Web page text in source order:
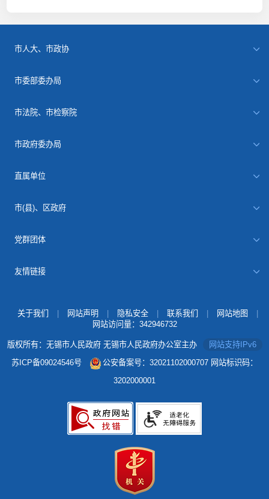
市人大、市政协
市委部委办局
市法院、市检察院
市政府委办局
直属单位
市(县)、区政府
党群团体
友情链接
关于我们 网站声明 隐私安全 联系我们 网站地图
网站访问量： 342946732
版权所有：无锡市人民政府 无锡市人民政府办公室主办
网站支持IPv6
苏ICP备09024546号
公安备案号：32021102000707 网站标识码：
3202000001